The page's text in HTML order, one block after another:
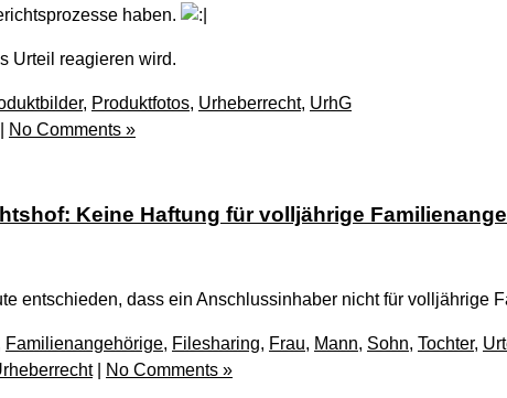
haben.
Urteil reagieren wird.
, Produktfotos, Urheberrecht, UrhG
No Comments »
Keine Haftung für volljährige
entschieden, dass ein Anschlussinhaber nicht für volljährige
Familienangehörige, Filesharing, Frau, Mann, Sohn, Tochter,
| No Comments »